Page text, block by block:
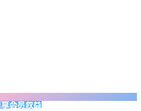
会员权益